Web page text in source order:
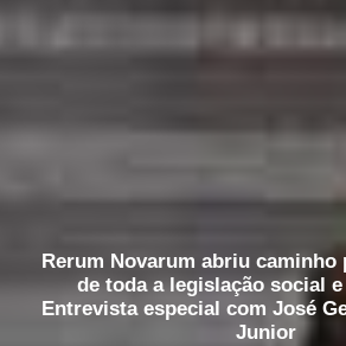
Rerum Novarum abriu caminho
de toda a legislação social
Entrevista especial com José
Junior